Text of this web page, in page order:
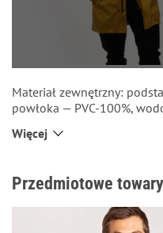
Materiał zewnętrzny:
powłoka — PVC-100%,
Podszewka w rękawach:
wygodnie założyć kurtkę
Więcej
Przedmiotowe towary